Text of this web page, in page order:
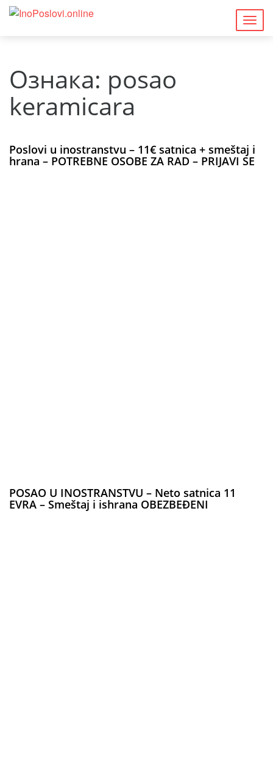
Ознака: posao
keramicara
Poslovi u inostranstvu – 11€ satnica + smeštaj i
hrana – POTREBNE OSOBE ZA RAD – PRIJAVI SE
POSAO U INOSTRANSTVU – Neto satnica 11
EVRA – Smeštaj i ishrana OBEZBEĐENI